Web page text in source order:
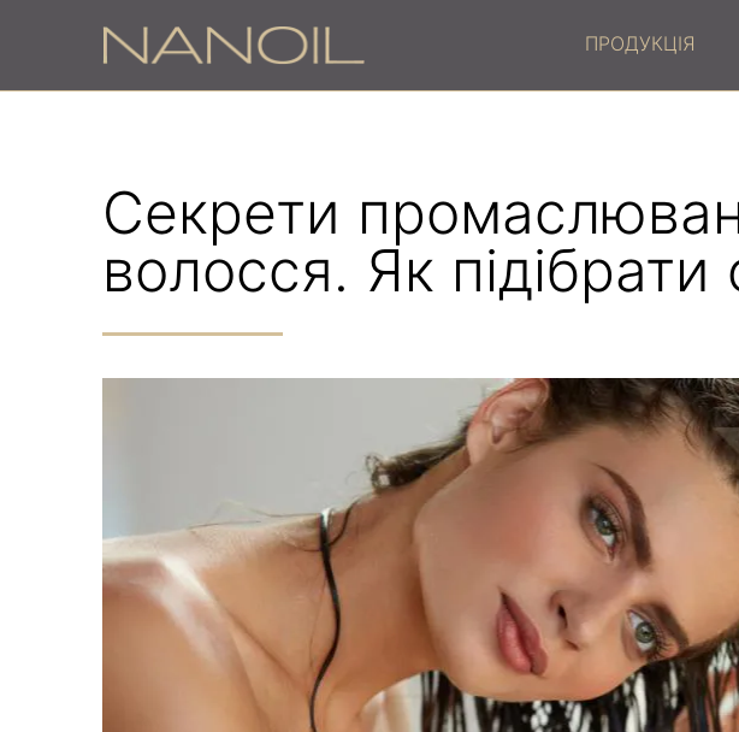
ПРОДУКЦІЯ
Секрети
волосся. Як підібрати